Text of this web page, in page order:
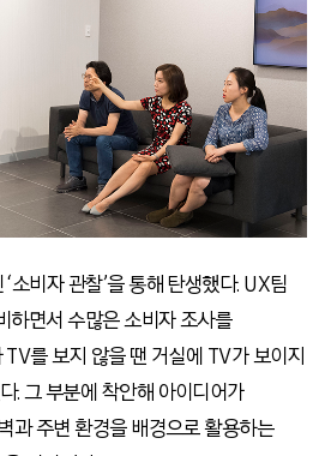
소비자 관찰’을 통해 탄생했다. UX팀
하면서 수많은 소비자 조사를
를 보지 않을 땐 거실에 TV가 보이지
. 그 부분에 착안해 아이디어가
과 주변 환경을 배경으로 활용하는